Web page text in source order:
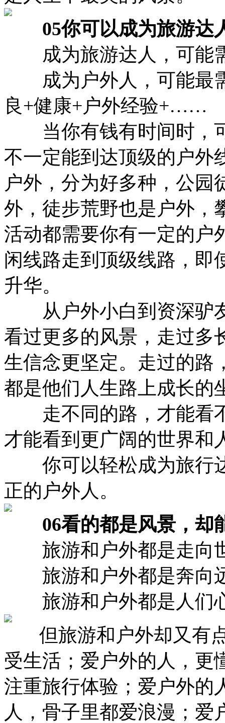
05你可以成为旅游达
成为旅游达人，可能
成为户外人，可能最需
良+健康+户外经验+……
当你有钱有时间时，
不一定能到达顶级的户外
户外，分为好多种，公园
外，徒步荒野也是户外，
活动都需要你有一定的户
闲线路走到顶级线路，即
升华。
从户外小白到资深驴
看过更多的风景，走过多
生信念更坚定。走过的路
都是他们人生路上成长的
走不同的路，才能看
才能看到更广阔的世界和
你可以轻松成为旅行
正的户外人。
06看的都是风景，却
旅游和户外都是走向
旅游和户外都是奔向
旅游和户外都是人们
但旅游和户外却又有点
受生活；爱户外的人，更
注重旅行体验；爱户外的
人，骨子里都爱浪漫；爱